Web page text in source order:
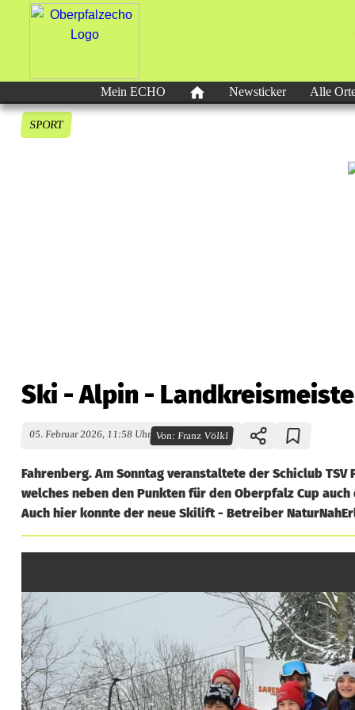
Mein ECHO Newsticker Alle
SPORT
Ski - Alpin -
05. Februar 2026, 11:58 Uhr Von:Franz Völkl
Fahrenberg. Am Sonntag veranstaltete der Schiclub
welches neben den Punkten für den Oberpfalz Cup
Auch hier konnte der neue Skilift - Betreiber
k
i
-
A